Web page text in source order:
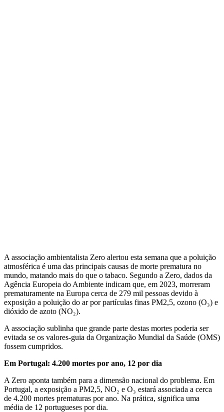
A associação ambientalista Zero alertou esta semana que a poluição
atmosférica é uma das principais causas de morte prematura no
mundo, matando mais do que o tabaco. Segundo a Zero, dados da
Agência Europeia do Ambiente indicam que, em 2023, morreram
prematuramente na Europa cerca de 279 mil pessoas devido à
exposição a poluição do ar por partículas finas PM2,5, ozono (O₃) e
dióxido de azoto (NO₂).
A associação sublinha que grande parte destas mortes poderia ser
evitada se os valores-guia da Organização Mundial da Saúde (OMS)
fossem cumpridos.
Em Portugal: 4.200 mortes por ano, 12 por dia
A Zero aponta também para a dimensão nacional do problema. Em
Portugal, a exposição a PM2,5, NO₂ e O₃ estará associada a cerca
de 4.200 mortes prematuras por ano. Na prática, significa uma
média de 12 portugueses por dia.